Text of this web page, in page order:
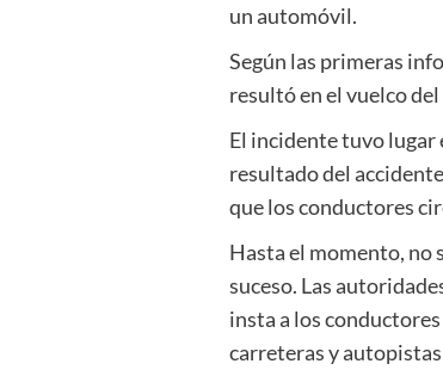
un automóvil.
Según las primeras
resultó en el vuelco
El incidente tuvo lugar
resultado del
que los conductores
Hasta el momento, no
suceso. Las
insta a los
carreteras y